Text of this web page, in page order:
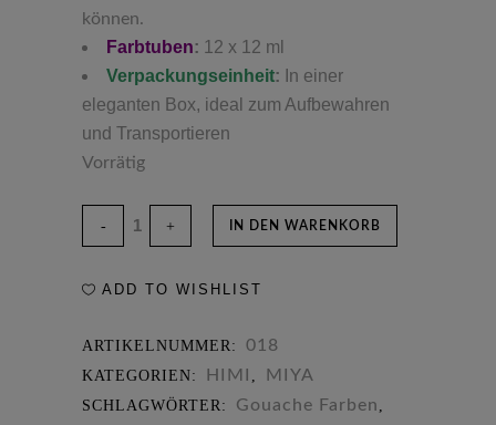
können.
Farbtuben: 12 x 12 ml
Verpackungseinheit: In einer
eleganten Box, ideal zum Aufbewahren
und Transportieren
Vorrätig
IN DEN WARENKORB
ADD TO WISHLIST
ARTIKELNUMMER: 018
KATEGORIEN: HIMI , MIYA
SCHLAGWÖRTER: Gouache Farben ,